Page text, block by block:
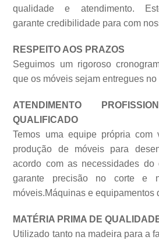
qualidade e atendimento.
garante credibilidade para com
RESPEITO AOS PRAZOS
Seguimos um rigoroso
que os móveis sejam entregues
ATENDIMENTO
QUALIFICADO
Temos uma equipe própria com
produção de móveis para
acordo com as necessidades do
garante precisão no corte e
móveis.Máquinas e equipamentos
MATÉRIA PRIMA DE
Utilizado tanto na madeira para a